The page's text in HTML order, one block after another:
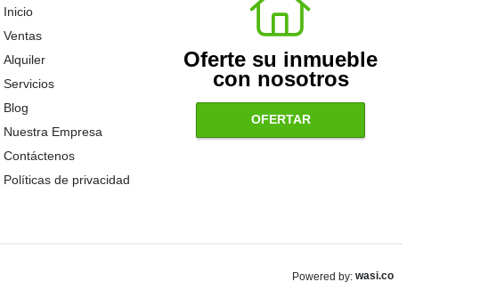
Inicio
Ventas
Alquiler
Servicios
Blog
Nuestra Empresa
Contáctenos
Políticas de privacidad
Oferte su inmueble
con nosotros
OFERTAR
Powered by: wasi.co